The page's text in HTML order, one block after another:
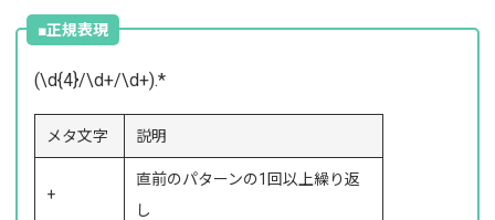
■正規表現
(\d{4}/\d+/\d+).*
メタ文字 説明
+
直前のパターンの1回以上繰り返
し